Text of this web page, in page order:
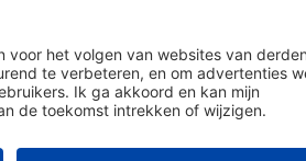
Abonneer